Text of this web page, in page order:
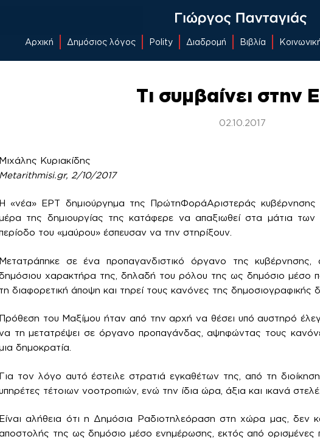
Αρχική Δημόσιος λόγος Polity Διαδρομή Βιβλία
Tι συμβαίνει στην
02.10.2017
Μιχάλης Κυριακίδης
Metarithmisi.gr, 2/10/2017
Η «νέα» ΕΡΤ δημιούργημα της ΠρώτηΦοράΑριστεράς
της δημιουργίας της κατάφερε να απαξιωθεί στα μάτια
του «μαύρου» έσπευσαν να την στηρίξουν.
Μετατράπηκε σε ένα προπαγανδιστικό όργανο της κυβέρνησης,
χαρακτήρα της, δηλαδή του ρόλου της ως δημόσιο μέσο
τη διαφορετική άποψη και τηρεί τους κανόνες της δημοσιογραφικής
Πρόθεση του Μαξίμου ήταν από την αρχή να θέσει υπό αυστηρό
τη μετατρέψει σε όργανο προπαγάνδας, αψηφώντας τους
δημοκρατία.
Για τον λόγο αυτό έστειλε στρατιά εγκαθέτων της, από τη
τέτοιων νοοτροπιών, ενώ την ίδια ώρα, άξια και ικανά
Είναι αλήθεια ότι η Δημόσια Ραδιοτηλεόραση στη χώρα μας, δεν
της ως δημόσιο μέσο ενημέρωσης, εκτός από ορισμένες